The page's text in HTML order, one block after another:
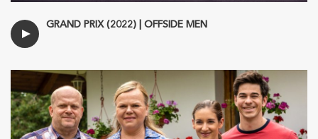
GRAND PRIX (2022) | OFFSIDE MEN